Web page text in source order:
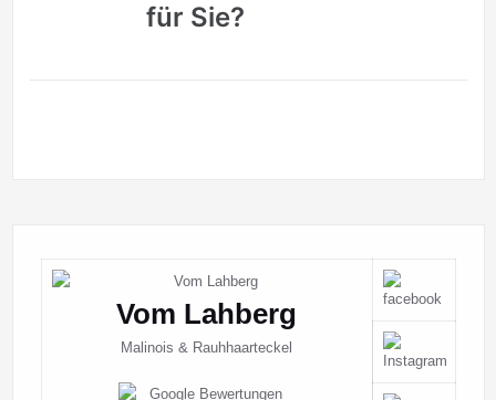
für Sie?
Vom Lahberg
Malinois & Rauhhaarteckel